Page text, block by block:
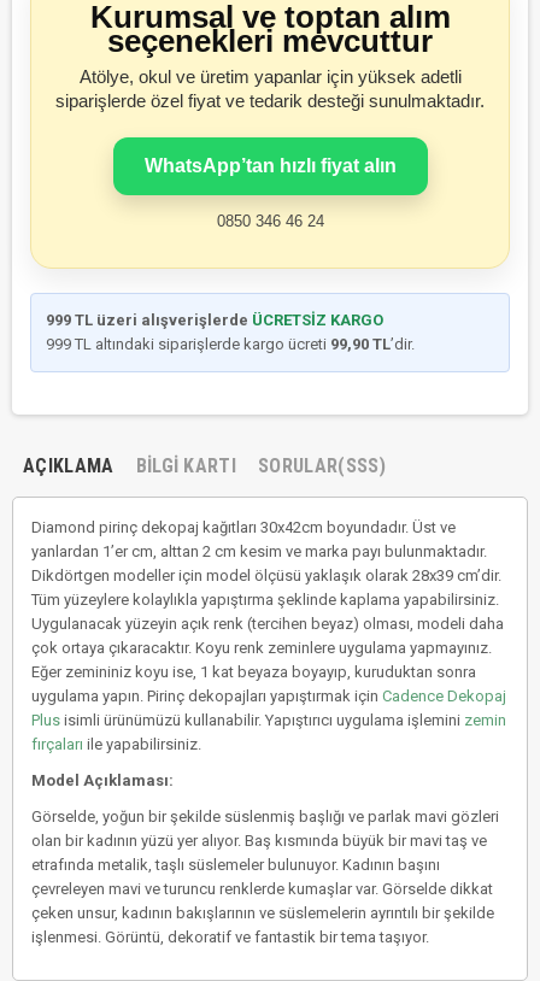
Kurumsal ve toptan alım
seçenekleri mevcuttur
Atölye, okul ve üretim yapanlar için yüksek adetli
siparişlerde özel fiyat ve tedarik desteği sunulmaktadır.
WhatsApp’tan hızlı fiyat alın
0850 346 46 24
999 TL üzeri alışverişlerde ÜCRETSİZ KARGO
999 TL altındaki siparişlerde kargo ücreti 99,90 TL’dir.
AÇIKLAMA BILGI KARTI SORULAR(SSS)
Diamond pirinç dekopaj kağıtları 30x42cm boyundadır. Üst ve
yanlardan 1’er cm, alttan 2 cm kesim ve marka payı bulunmaktadır.
Dikdörtgen modeller için model ölçüsü yaklaşık olarak 28x39 cm’dir.
Tüm yüzeylere kolaylıkla yapıştırma şeklinde kaplama yapabilirsiniz.
Uygulanacak yüzeyin açık renk (tercihen beyaz) olması, modeli daha
çok ortaya çıkaracaktır. Koyu renk zeminlere uygulama yapmayınız.
Eğer zemininiz koyu ise, 1 kat beyaza boyayıp, kuruduktan sonra
uygulama yapın. Pirinç dekopajları yapıştırmak için Cadence Dekopaj
Plus isimli ürünümüzü kullanabilir. Yapıştırıcı uygulama işlemini zemin
fırçaları ile yapabilirsiniz.
Model Açıklaması:
Görselde, yoğun bir şekilde süslenmiş başlığı ve parlak mavi gözleri
olan bir kadının yüzü yer alıyor. Baş kısmında büyük bir mavi taş ve
etrafında metalik, taşlı süslemeler bulunuyor. Kadının başını
çevreleyen mavi ve turuncu renklerde kumaşlar var. Görselde dikkat
çeken unsur, kadının bakışlarının ve süslemelerin ayrıntılı bir şekilde
işlenmesi. Görüntü, dekoratif ve fantastik bir tema taşıyor.